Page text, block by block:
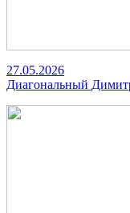
27.05.2026
Диагональный